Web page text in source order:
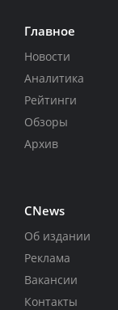
Главное
Новости
Аналитика
Рейтинги
Обзоры
Архив
CNews
Об издании
Реклама
Вакансии
Контакты